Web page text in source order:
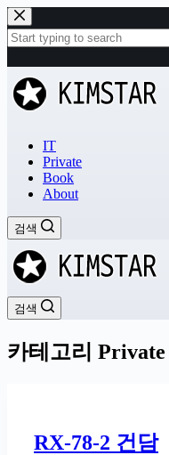
본
문
으
로
건
너
과
없
IT
Private
Book
About
검색
검색
카테고리
RX-78-2 건담